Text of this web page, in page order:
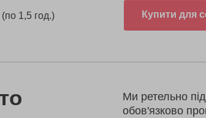
1,5 год.) Купити для
Ми ретельно
обов'язково